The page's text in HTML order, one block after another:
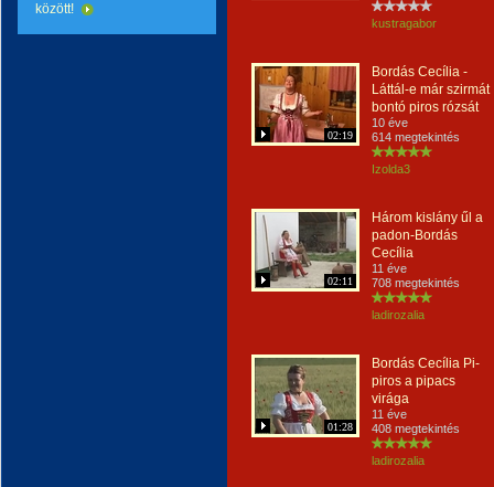
között!
kustragabor
02:19
Bordás Cecília -
Láttál-e már szirmát
bontó piros rózsát
10 éve
614 megtekintés
Izolda3
02:11
Három kislány űl a
padon-Bordás
Cecília
11 éve
708 megtekintés
ladirozalia
01:28
Bordás Cecília Pi-
piros a pipacs
virága
11 éve
408 megtekintés
ladirozalia